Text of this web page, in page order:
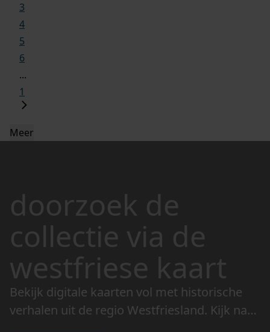
3
4
5
6
...
1
Meer
doorzoek de
collectie via de
westfriese kaart
Bekijk digitale kaarten vol met historische
verhalen uit de regio Westfriesland. Kijk naar